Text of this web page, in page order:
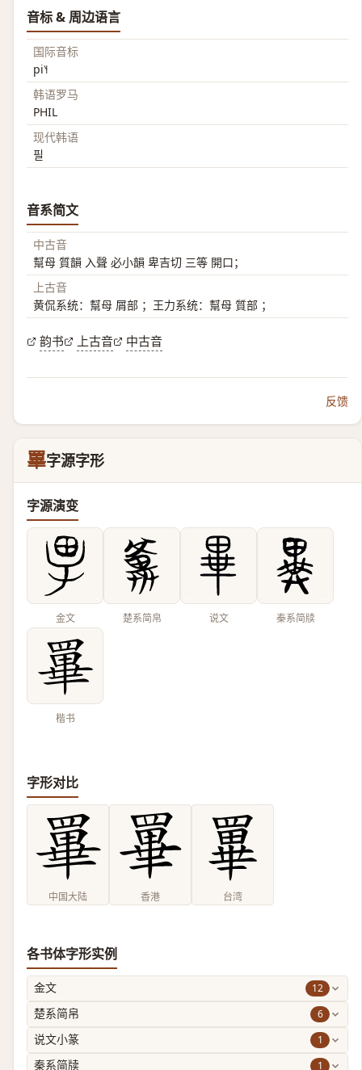
音标 & 周边语言
国际音标
pi˥˧
韩语罗马
PHIL
现代韩语
필
音系简文
中古音
幫母 質韻 入聲 必小韻 卑吉切 三等 開口；
上古音
黄侃系统：幫母 屑部 ；王力系统：幫母 質部 ；
韵书 上古音 中古音
反馈
罼字源字形
字源演变
金文 楚系简帛 说文 秦系简牍
楷书
字形对比
中国大陆 香港 台湾
各书体字形实例
金文 12
楚系简帛 6
说文小篆 1
秦系简牍 1